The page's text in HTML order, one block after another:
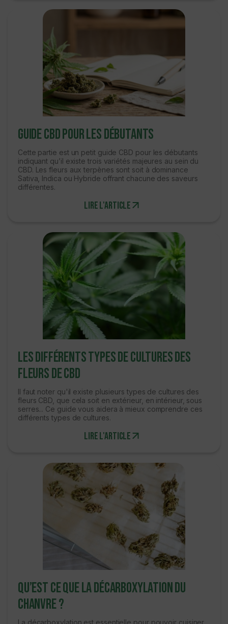
Guide CBD pour les débutants
Cette partie est un petit guide CBD pour les débutants
indiquant qu’il existe trois variétés majeures au sein du
CBD. Les fleurs aux terpènes sont soit à dominance
Sativa, Indica ou Hybride offrant chacune des saveurs
différentes.
Lire l'article
Les différents types de cultures des
fleurs de CBD
Il faut noter qu'il existe plusieurs types de cultures des
fleurs CBD, que cela soit en extérieur, en intérieur, sous
serres... Ce guide vous aidera à mieux comprendre ces
différents types de cultures.
Lire l'article
Qu’est ce que la décarboxylation du
chanvre ?
La décarboxylation est essentielle pour pouvoir cuisiner